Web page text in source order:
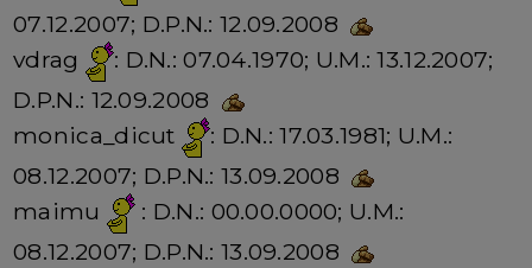
07.12.2007; D.P.N.: 12.09.2008
vdrag
: D.N.: 07.04.1970; U.M.: 13.12.2007;
D.P.N.: 12.09.2008
monica_dicut
: D.N.: 17.03.1981; U.M.:
08.12.2007; D.P.N.: 13.09.2008
maimu
: D.N.: 00.00.0000; U.M.:
08.12.2007; D.P.N.: 13.09.2008